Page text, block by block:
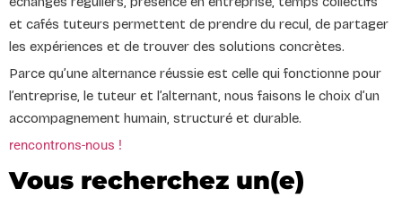
et cafés tuteurs permettent de prendre du recul, de partager
les expériences et de trouver des solutions concrètes.
Parce qu’une alternance réussie est celle qui fonctionne pour
l’entreprise, le tuteur et l’alternant, nous faisons le choix d’un
accompagnement humain, structuré et durable.
rencontrons-nous !
Vous recherchez un(e)